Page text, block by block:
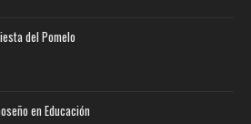
del Pomelo
en Educación